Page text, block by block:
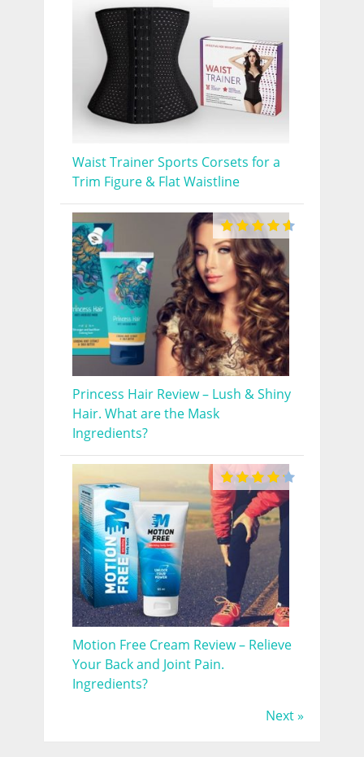
Waist Trainer Sports Corsets for a
Trim Figure & Flat Waistline
Princess Hair Review – Lush & Shiny
Hair. What are the Mask
Ingredients?
Motion Free Cream Review – Relieve
Your Back and Joint Pain.
Ingredients?
Next »